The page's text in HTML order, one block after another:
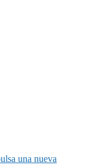
una nueva